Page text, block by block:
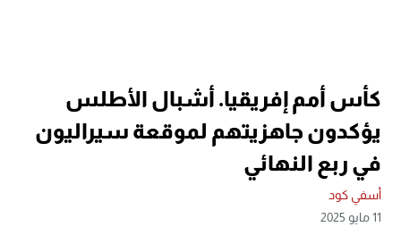
كأس أمم إفريقيا. أشبال الأطلس
يؤكدون جاهزيتهم لموقعة سيراليون
في ربع النهائي
أسفي كود
11 مايو 2025